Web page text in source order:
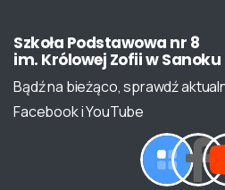
Szkoła Podstawowa nr 8
im. Królowej ZofiiwSanoku
Bądź na bieżąco, sprawdź
Facebook i YouTube